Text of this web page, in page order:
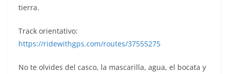
tierra.
Track orientativo:
https://ridewithgps.com/routes/37555275
No te olvides del casco, la mascarilla, agua, el bocata y